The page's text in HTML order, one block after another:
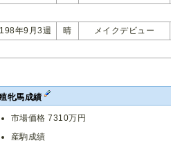
年9月3週
晴 メイクデビュー
牝馬成績
市場価格 7310万円
産駒成績